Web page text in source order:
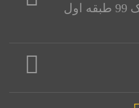
نبش نگارستان سوم پلاک 99 طبقه اول